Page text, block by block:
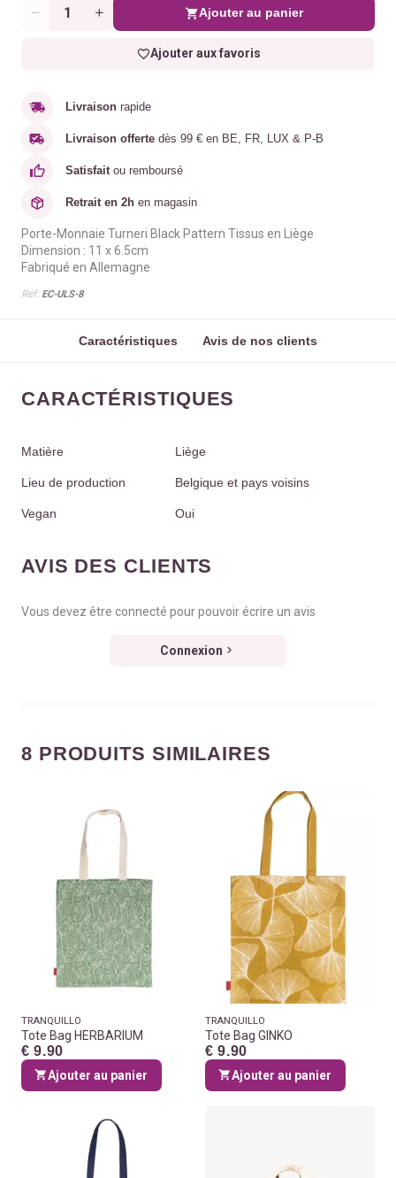
Quantité Ajouter au panier
Ajouter aux favoris
Livraison rapide
Livraison offerte dès 99 € en BE, FR, LUX & P-B
Satisfait ou remboursé
Retrait en 2h en magasin
Porte-Monnaie Turneri Black Pattern Tissus en Liège
Dimension : 11 x 6.5cm
Fabriqué en Allemagne
Réf: EC-ULS-8
Caractéristiques Avis de nos clients
CARACTÉRISTIQUES
Matière Liège
Lieu de production Belgique et pays voisins
Vegan Oui
AVIS DES CLIENTS
Vous devez être connecté pour pouvoir écrire un avis
Connexion
8 PRODUITS SIMILAIRES
TRANQUILLO
Tote Bag HERBARIUM
€ 9.90
Ajouter au panier
TRANQUILLO
Tote Bag GINKO
€ 9.90
Ajouter au panier